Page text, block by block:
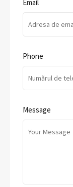
Email
Phone
Message